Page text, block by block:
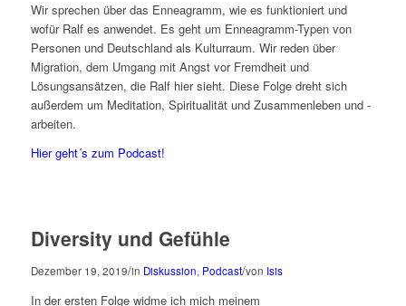
Wir sprechen über das Enneagramm, wie es funktioniert und
wofür Ralf es anwendet. Es geht um Enneagramm-Typen von
Personen und Deutschland als Kulturraum. Wir reden über
Migration, dem Umgang mit Angst vor Fremdheit und
Lösungsansätzen, die Ralf hier sieht. Diese Folge dreht sich
außerdem um Meditation, Spiritualität und Zusammenleben und -
arbeiten.
Hier geht´s zum Podcast!
Diversity und Gefühle
Dezember 19, 2019/in Diskussion, Podcast/von Isis
In der ersten Folge widme ich mich meinem